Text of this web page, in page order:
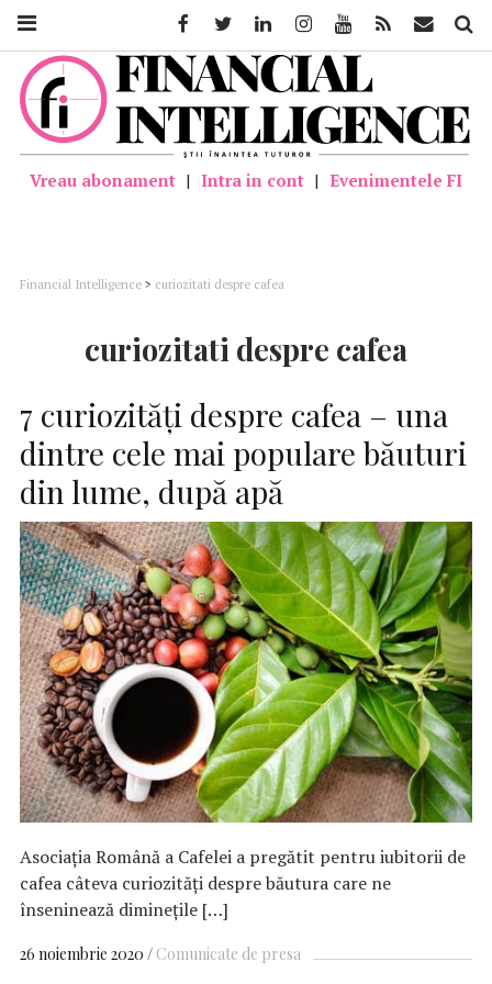
Vreau abonament | Intra in cont | Evenimentele FI
Financial Intelligence > curiozitati despre cafea
curiozitati despre cafea
7 curiozități despre cafea – una
dintre cele mai populare băuturi
din lume, după apă
Asociația Română a Cafelei a pregătit pentru iubitorii de
cafea câteva curiozități despre băutura care ne
înseninează diminețile […]
26 noiembrie 2020 Comunicate de presa
FacebookTwitter LinkedinInstagramYoutube Feed Mail